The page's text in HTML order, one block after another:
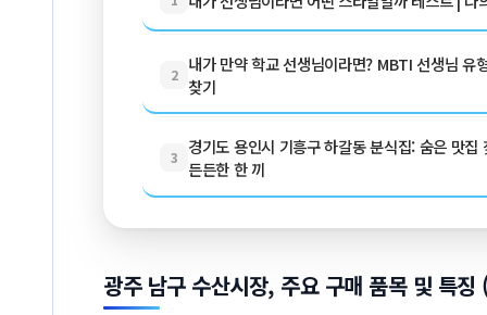
2
내가 만약 학교 선생님이라면? MBTI 선생님 유
찾기
3
경기도 용인시 기흥구 하갈동 분식집: 숨은 맛
든든한 한 끼
광주 남구 수산시장, 주요 구매 품목 및 특징